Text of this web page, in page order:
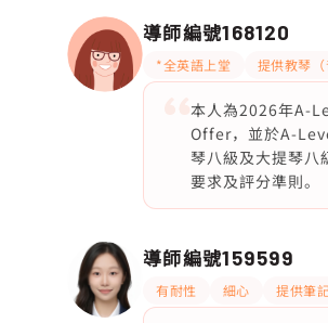
導師編號168120
*全英語上堂 提供教琴（
本人為2026年A-
Offer，並於A-
琴八級及大提琴八
要求及評分準則。
導師編號159599
有耐性 細心 提供筆